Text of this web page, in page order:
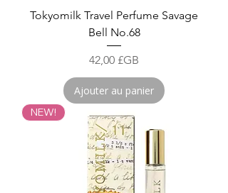
Tokyomilk Travel Perfume Savage
Bell No.68
Prix
42,00 £GB
Ajouter au panier
NEW!